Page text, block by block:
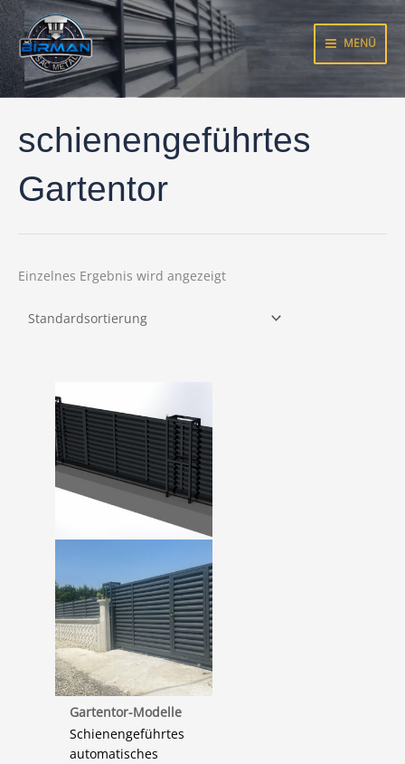
Zum
Inhalt
springen
MENÜ
schienengeführtes
Gartentor
Einzelnes Ergebnis wird angezeigt
Gartentor-Modelle
Schienengeführtes
automatisches